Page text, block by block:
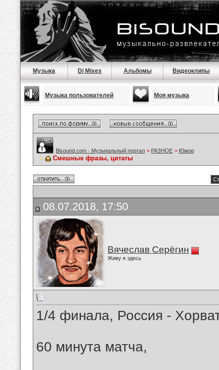
Музыка Dj Mixes Альбомы Видеоклипы
Музыка пользователей Моя музыка
Bisound.com - Музыкальный портал > РАЗНОЕ > Юмор
Смешные фразы, цитаты
08.07.2018, 17:50
Вячеслав Серёгин
Живу я здесь
1/4 финала, Россия -
60 минута матча,